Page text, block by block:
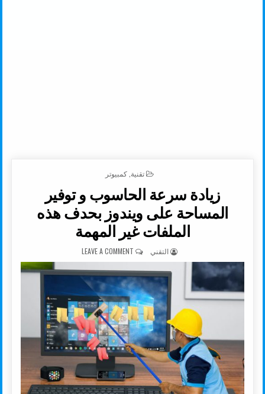
POSTED IN
تقنية كمبيوتر
زيادة سرعة الحاسوب و توفير
المساحة على ويندوز بحدف هذه
الملفات غير المهمة
AUTHOR:
التقني LEAVE A COMMENTON زيادة سرعة الحاسوب و توفير المساحة على ويندوز بحدف هذه الملفات غير المهمة